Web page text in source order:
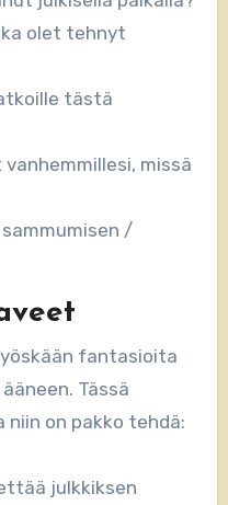
olet tehnyt
tästä
missä
/
fantasioita
Tässä
niin on pakko tehdä:
julkkiksen